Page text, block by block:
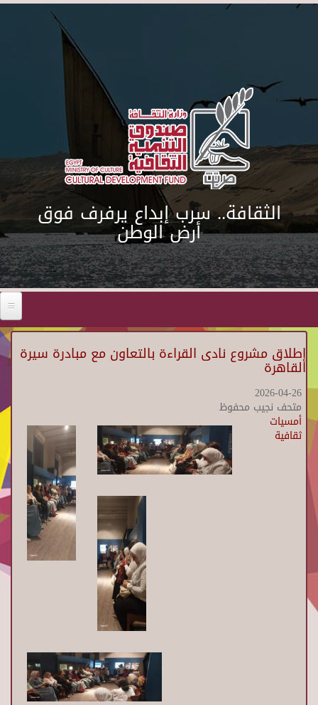
Skip to main content
الثقافة.. سرب إبداع يرفرف فوق
أرض الوطن
إطلاق مشروع نادى القراءة بالتعاون مع مبادرة سيرة
القاهرة
2026-04-26
متحف نجيب محفوظ
أمسيات
ثقافية